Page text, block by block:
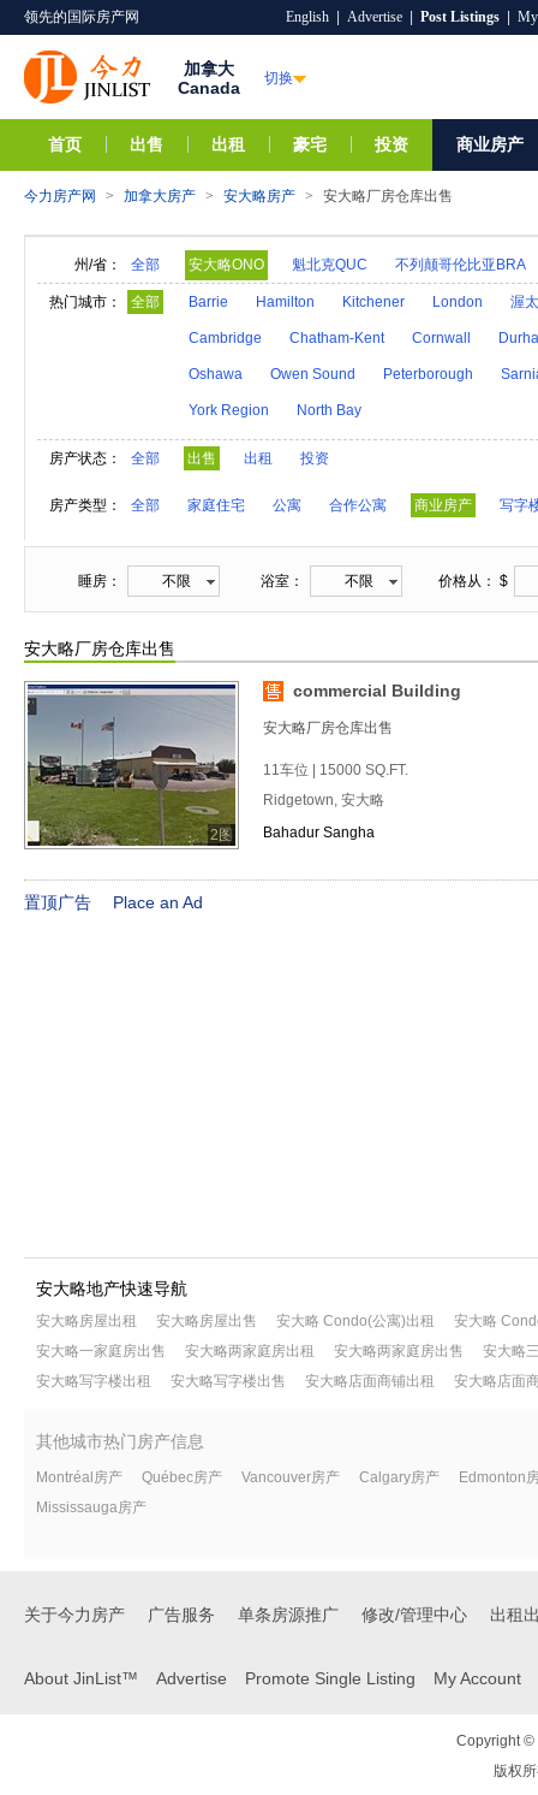
领先的国际房产网 English Advertise Post Listings
加拿大
Canada
切换
首页 出售 出租 豪宅 投资 商业房产
今力房产网 > 加拿大房产 > 安大略房产 > 安大略厂房仓库出售
州/省： 全部 安大略ONO 魁北克QUC 不列颠哥伦比亚BRA
纽芬兰岛NED 新斯科舍NS 新不伦瑞克NB
热门城市： 全部 Barrie Hamilton Kitchener London 渥
Cambridge Chatham-Kent Cornwall
Oshawa Owen Sound Peterborough
York Region North Bay
房产状态： 全部 出售 出租 投资
房产类型： 全部 家庭住宅 公寓 合作公寓 商业房产 写字
睡房： 不限 浴室： 不限 价格从： $
安大略厂房仓库出售
2图
commercial Building
安大略厂房仓库出售
11车位 | 15000 SQ.FT.
Ridgetown, 安大略
Bahadur Sangha
置顶广告 Place an Ad
安大略地产快速导航
安大略房屋出租 安大略房屋出售 安大略 Condo(公寓)出租
安大略
安大略一家庭房出售
安大略两家庭房出租 安大略两家庭房出售
安大略
安大略写字楼出租
安大略写字楼出售 安大略店面商铺出租 安大略店面
其他城市热门房产信息
Montréal房产 Québec房产 Vancouver房产 Calgary房产
Edmonton
Mississauga房产
关于今力房产 广告服务 单条房源推广 修改/管理中心 出租
About JinList™ Advertise Promote Single Listing My Account
Copyright ©
版权